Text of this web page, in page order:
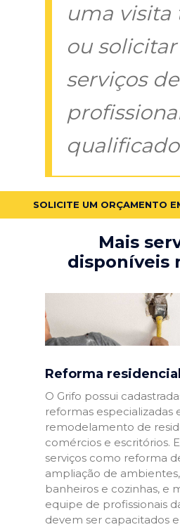
uma visita
ou solicitar
serviços de
SOLICITE UM ORÇAMENTO
Mais
disponíveis
Reforma residencial
O Grifo possui
reformas especializadas
remodelamento de
comércios e escritórios.
serviços como reforma
ampliação de
banheiros e cozinhas, e
equipe de profissionais
devem ser capacitados